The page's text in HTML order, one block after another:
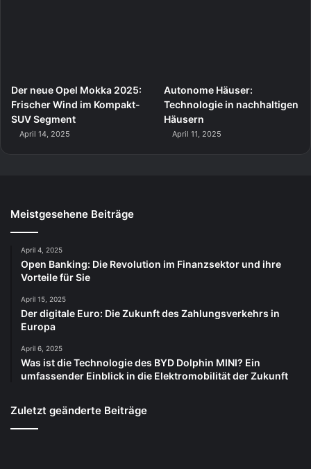
Der neue Opel Mokka 2025:
Frischer Wind im Kompakt-
SUV Segment
April 14, 2025
Autonome Häuser:
Technologie in nachhaltigen
Häusern
April 11, 2025
Meistgesehene Beiträge
April 4, 2025
Open Banking: Die Revolution im Finanzsektor und ihre
Vorteile für Sie
April 15, 2025
Der digitale Euro: Die Zukunft des Zahlungsverkehrs in
Europa
April 6, 2025
Was ist die Technologie des BYD Dolphin MINI? Ein
umfassender Einblick in die Elektromobilität der Zukunft
Zuletzt geänderte Beiträge